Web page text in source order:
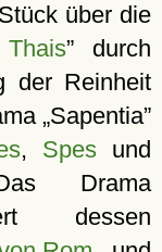
über die
Thais
durch
Reinheit
Sapentia
, Spes und
Drama
dessen